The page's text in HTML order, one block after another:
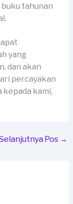
tahunan
yang
dan akan
percayakan
kami,
Pos →